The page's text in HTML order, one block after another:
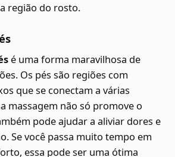
região do rosto.
é uma forma maravilhosa de
Os pés são regiões com
que se conectam a várias
massagem não só promove o
pode ajudar a aliviar dores e
Se você passa muito tempo em
essa pode ser uma ótima